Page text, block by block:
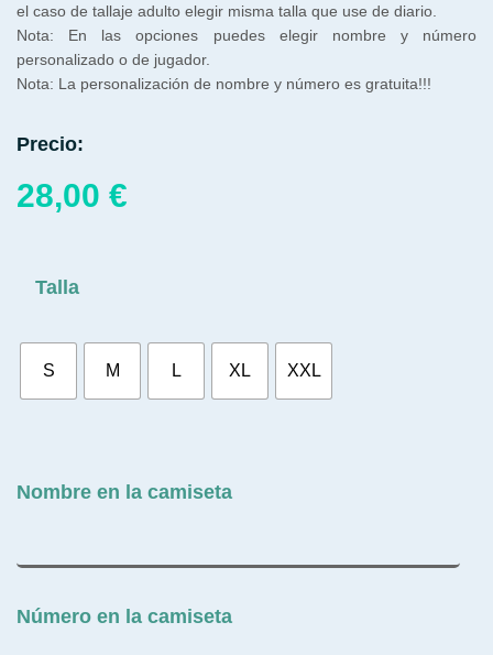
el caso de tallaje adulto elegir misma talla que use de diario.
Nota: En las opciones puedes elegir nombre y número
personalizado o de jugador.
Nota: La personalización de nombre y número es gratuita!!!
Precio:
28,00 €
Talla
S M L XL XXL
Nombre en la camiseta
Número en la camiseta